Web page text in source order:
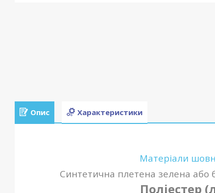
Опис Характеристики
Матеріали
Синтетична плетена зелена або
Поліестер (